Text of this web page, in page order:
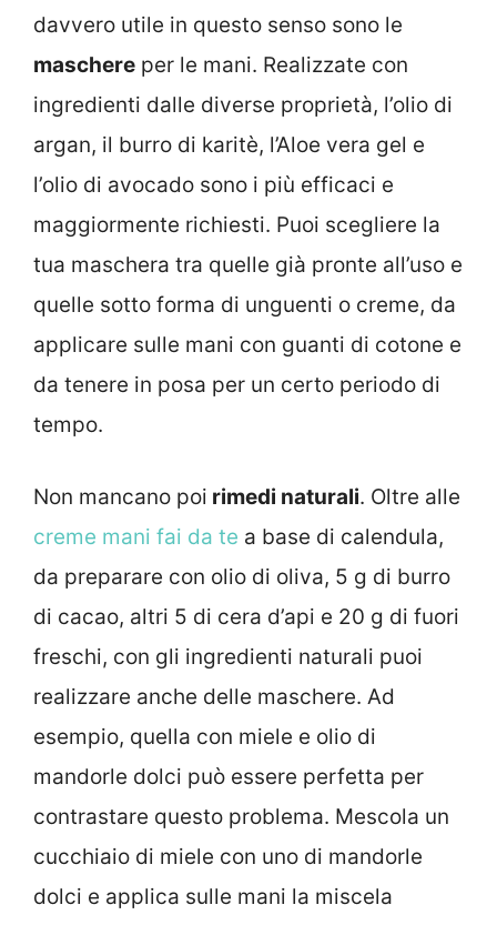
davvero utile in questo senso sono le
maschere per le mani. Realizzate con
ingredienti dalle diverse proprietà, l’olio di
argan, il burro di karitè, l’Aloe vera gel e
l’olio di avocado sono i più efficaci e
maggiormente richiesti. Puoi scegliere la
tua maschera tra quelle già pronte all’uso e
quelle sotto forma di unguenti o creme, da
applicare sulle mani con guanti di cotone e
da tenere in posa per un certo periodo di
tempo.
Non mancano poi rimedi naturali. Oltre alle
creme mani fai da te a base di calendula,
da preparare con olio di oliva, 5 g di burro
di cacao, altri 5 di cera d’api e 20 g di fuori
freschi, con gli ingredienti naturali puoi
realizzare anche delle maschere. Ad
esempio, quella con miele e olio di
mandorle dolci può essere perfetta per
contrastare questo problema. Mescola un
cucchiaio di miele con uno di mandorle
dolci e applica sulle mani la miscela